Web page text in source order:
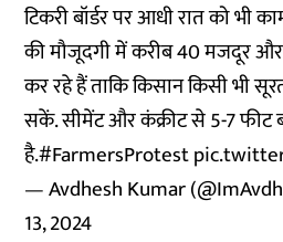
टिकरी बॉर्डर पर आधी रात को भी
की मौजूदगी में करीब 40 मजदूर
कर रहे हैं ताकि किसान किसी भी
सकें. सीमेंट और कंक्रीट से 5-7 फीट
है.#FarmersProtest
— Avdhesh Kumar
13, 2024